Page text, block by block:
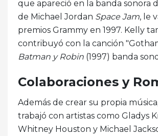
que apareció en la banda sonora
de Michael Jordan Space Jam, le
premios Grammy en 1997. Kelly
contribuyó con la canción
Batman y Robin (1997) banda
Colaboraciones y
Además de crear su propia
trabajó con artistas como Gladys
Whitney Houston y Michael